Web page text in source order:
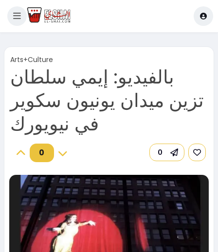
Arts+Culture
بالفيديو: إيمي سلطان
تزين ميدان يونيون سكوير
في نيويورك
0 0